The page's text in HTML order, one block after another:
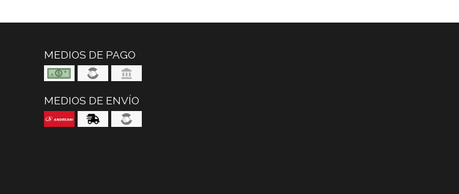
MEDIOS DE PAGO
MEDIOS DE ENVÍO